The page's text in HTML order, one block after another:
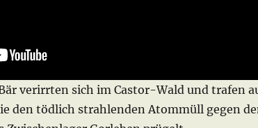
verirrten sich im Castor-Wald und trafen
den tödlich strahlenden Atommüll gegen